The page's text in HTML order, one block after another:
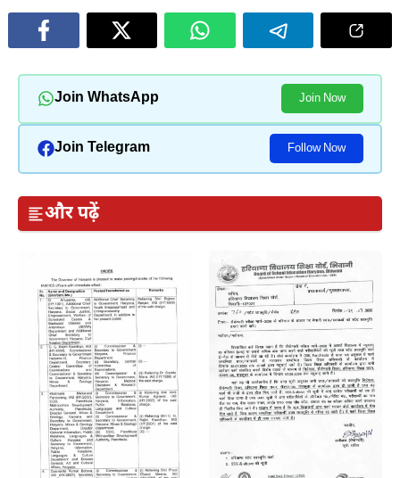
Join WhatsApp Join Now
Join Telegram Follow Now
और पढ़ें